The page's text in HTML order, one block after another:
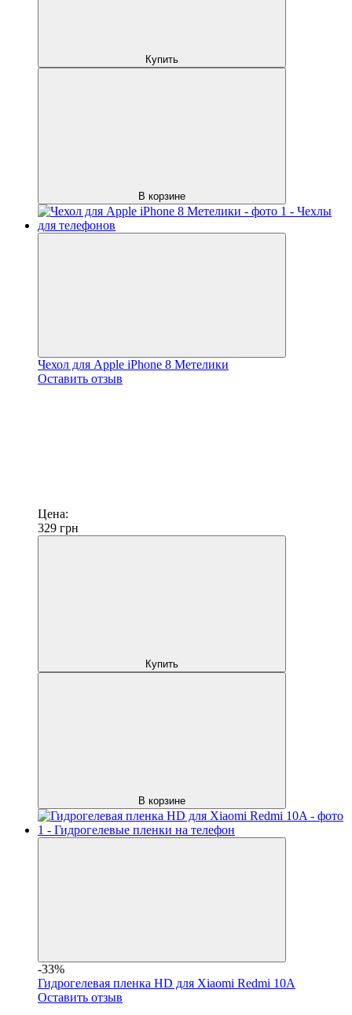
Купить
В корзине
Чехол для Apple iPhone 8 Метелики
Оставить отзыв
Цена:
329 грн
Купить
В корзине
-33%
Гидрогелевая пленка HD для Xiaomi Redmi 10A
Оставить отзыв